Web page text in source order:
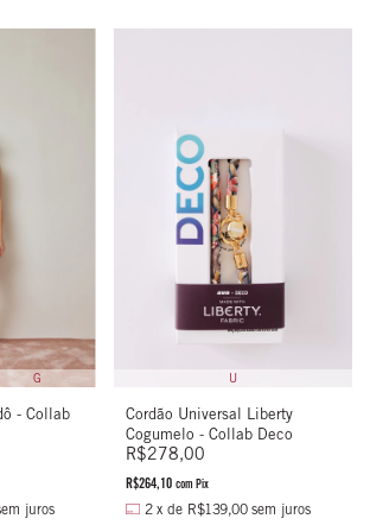
G
- Collab
juros
U
Cordão Universal Liberty
Cogumelo - Collab Deco
R$278,00
R$264,10 com Pix
2 x de R$139,00 sem juros